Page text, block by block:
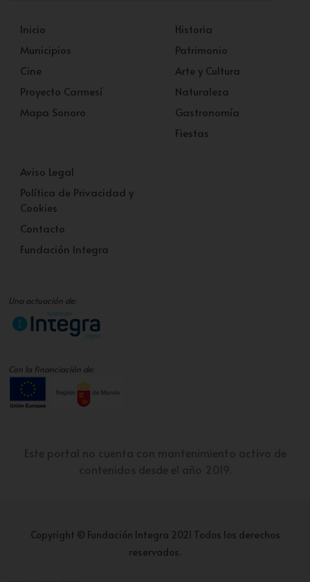
Inicio
Municipios
Cine
Proyecto Carmesí
Mapa Sonoro
Historia
Patrimonio
Arte y Cultura
Naturaleza
Gastronomía
Fiestas
Aviso Legal
Política de Privacidad y
Cookies
Contacto
Fundación Integra
Una actuación de:
Con la financiación de:
Copyright © Fundación Integra 2021 Todos los derechos
reservados.